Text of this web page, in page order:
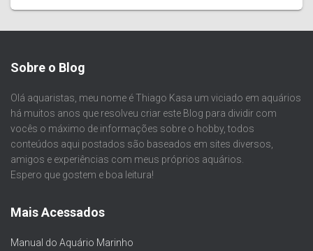
Sobre o Blog
Olá aquaristas, meu nome é Thiago Kasa um viciado em aquários
há muitos anos que resolveu criar este Blog para dividir com
vocês o máximo de informações sobre o hobby, todos
conteúdos aqui postados são baseados em sites diversos,
amigos e experiências com meus próprios aquários.
Espero que gostem e boa leitura!
Mais Acessados
Manual do Aquário Marinho